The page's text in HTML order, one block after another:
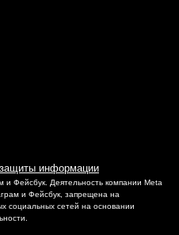
информации
Фейсбук. Деятельность компании Meta
и Фейсбук, запрещена на
социальных сетей на основании